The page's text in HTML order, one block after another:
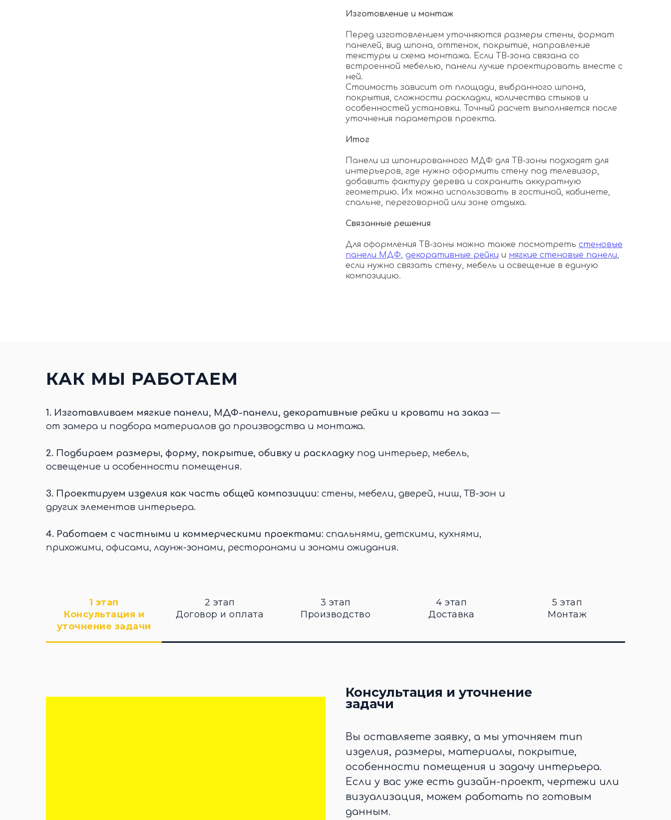
Изготовление и монтаж
Перед изготовлением уточняются размеры стены, формат
панелей, вид шпона, оттенок, покрытие, направление
текстуры и схема монтажа. Если ТВ-зона связана со
встроенной мебелью, панели лучше проектировать вместе с
ней.
Стоимость зависит от площади, выбранного шпона,
покрытия, сложности раскладки, количества стыков и
особенностей установки. Точный расчет выполняется после
уточнения параметров проекта.
Итог
Панели из шпонированного МДФ для ТВ-зоны подходят для
интерьеров, где нужно оформить стену под телевизор,
добавить фактуру дерева и сохранить аккуратную
геометрию. Их можно использовать в гостиной, кабинете,
спальне, переговорной или зоне отдыха.
Связанные решения
Для оформления ТВ-зоны можно также посмотреть стеновые
панели МДФ, декоративные рейки и мягкие стеновые панели,
если нужно связать стену, мебель и освещение в единую
композицию.
КАК МЫ РАБОТАЕМ
1. Изготавливаем мягкие панели, МДФ-панели, декоративные рейки и кровати на заказ —
от замера и подбора материалов до производства и монтажа.
2. Подбираем размеры, форму, покрытие, обивку и раскладку под интерьер, мебель,
освещение и особенности помещения.
3. Проектируем изделия как часть общей композиции: стены, мебели, дверей, ниш, ТВ-зон и
других элементов интерьера.
4. Работаем с частными и коммерческими проектами: спальнями, детскими, кухнями,
прихожими, офисами, лаунж-зонами, ресторанами и зонами ожидания.
1 этап
Консультация и
уточнение задачи
2 этап
Договор и оплата
3 этап
Производство
4 этап
Доставка
5 этап
Монтаж
Консультация и уточнение
задачи
Вы оставляете заявку, а мы уточняем тип
изделия, размеры, материалы, покрытие,
особенности помещения и задачу интерьера.
Если у вас уже есть дизайн-проект, чертежи или
визуализация, можем работать по готовым
данным.